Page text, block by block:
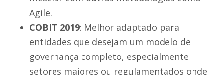
Agile.
COBIT 2019: Melhor adaptado para
entidades que desejam um modelo de
governança completo, especialmente
setores maiores ou regulamentados onde